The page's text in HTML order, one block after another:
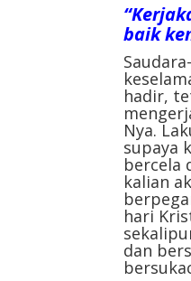
baik
hadir,
Nya.
supaya
bercela
kalian
hari
dan